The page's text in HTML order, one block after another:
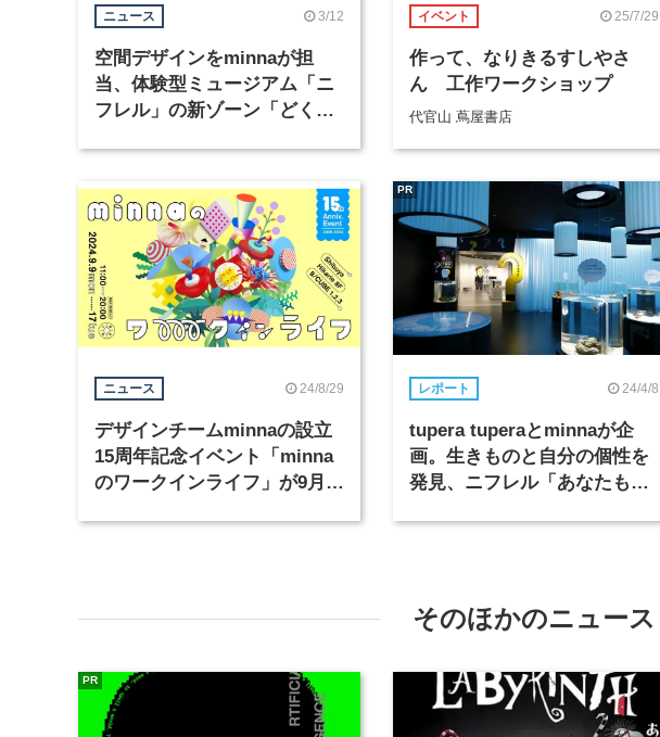
ニュース 3/12
空間デザインをminnaが担
当、体験型ミュージアム「ニ
フレル」の新ゾーン「どくに
イベント 25/7/29
作って、なりきるすしやさ
ん 工作ワークショップ
代官山 蔦屋書店
ニュース 24/8/29
デザインチームminnaの設立
15周年記念イベント「minna
のワークインライフ」が9月9
レポート 24/4/8
tupera tuperaとminnaが企
画。生きものと自分の個性を
発見、ニフレル「あなたも愉
PR
そのほかのニュース
PR